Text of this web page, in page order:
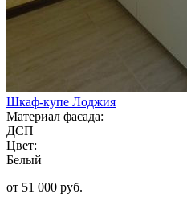
Шкаф-купе Лоджия
Материал фасада:
ДСП
Цвет:
Белый
от 51 000 руб.